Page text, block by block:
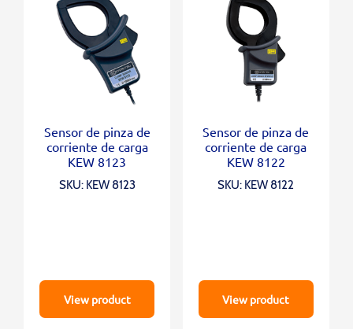
Sensor de pinza de
corriente de carga
KEW 8123
SKU: KEW 8123
View product
Sensor de pinza de
corriente de carga
KEW 8122
SKU: KEW 8122
View product